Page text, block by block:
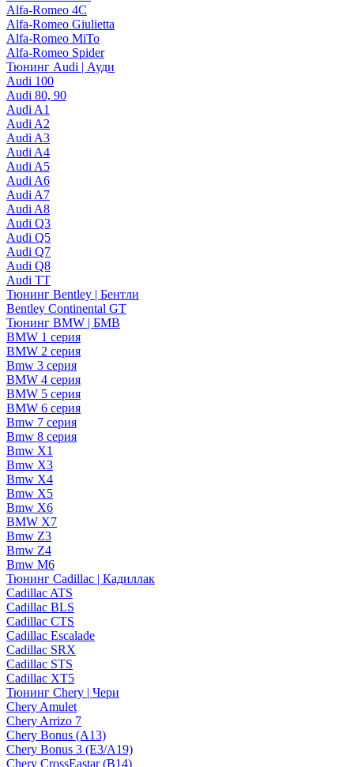
Alfa-Romeo 4C
Alfa-Romeo Giulietta
Alfa-Romeo MiTo
Alfa-Romeo Spider
Тюнинг Audi | Ауди
Audi 100
Audi 80, 90
Audi A1
Audi A2
Audi A3
Audi A4
Audi A5
Audi A6
Audi A7
Audi A8
Audi Q3
Audi Q5
Audi Q7
Audi Q8
Audi TT
Тюнинг Bentley | Бентли
Bentley Continental GT
Тюнинг BMW | БМВ
BMW 1 серия
BMW 2 серия
Bmw 3 серия
BMW 4 серия
BMW 5 серия
BMW 6 серия
Bmw 7 серия
Bmw 8 серия
Bmw X1
Bmw X3
Bmw X4
Bmw X5
Bmw X6
BMW X7
Bmw Z3
Bmw Z4
Bmw М6
Тюнинг Cadillac | Кадиллак
Cadillac ATS
Cadillac BLS
Cadillac CTS
Cadillac Escalade
Cadillac SRX
Cadillac STS
Cadillac XT5
Тюнинг Chery | Чери
Chery Amulet
Chery Arrizo 7
Chery Bonus (A13)
Chery Bonus 3 (E3/A19)
Chery CrossEastar (B14)